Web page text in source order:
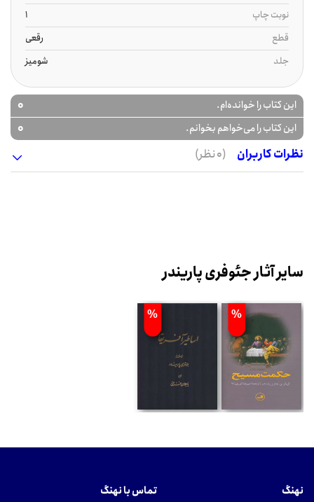
نوبت چاپ
1
قطع
رقعی
جلد
شومیز
این کتاب را خوانده‌ام. 0
این کتاب را می‌خواهم بخوانم.
0
نظرات کاربران
(0 نظر)
سایر آثار جئوفری پاریندر
%
%
نهنگ تماس با نهنگ